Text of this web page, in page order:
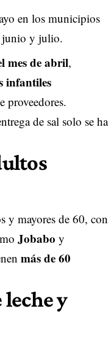
en los municipios
junio y julio.
mes de abril,
infantiles
proveedores.
de sal solo se ha
y mayores de 60, con
Jobabo y
más de 60
y